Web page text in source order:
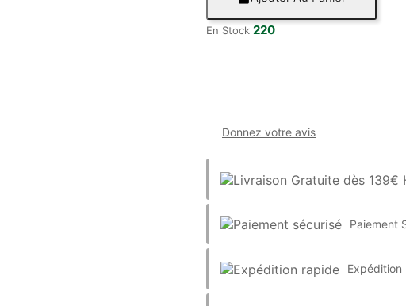
En Stock 220
Donnez votre avis
Paiement
Expédition